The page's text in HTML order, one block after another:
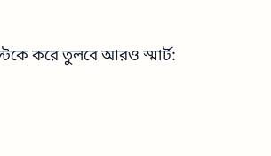
করে তুলবে আরও স্মার্ট: